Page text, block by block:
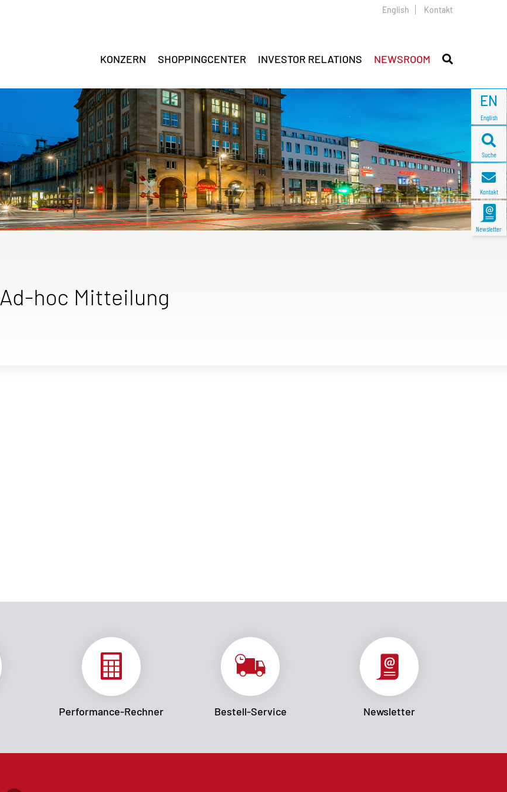
EN
English
Suche
Kontakt
Newsletter
English Kontakt
KONZERN SHOPPINGCENTER INVESTOR RELATIONS NEWSROOM
Ad-hoc Mitteilung
Performance-Rechner Bestell-Service Newsletter